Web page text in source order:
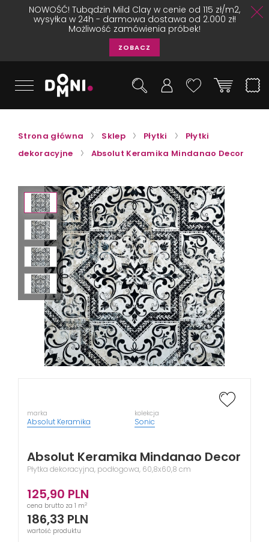
NOWOŚĆ! Tubądzin Mild Clay w cenie od 115 zł/m2,
wysyłka w 24h - darmowa dostawa od 2.000 zł!
Możliwość zamówienia próbek!
ZOBACZ
Strona główna Sklep Płytki
Płytki
dekoracyjne
Absolut Keramika Mindanao Decor
marka
Absolut Keramika
kolekcja
Sonic
Absolut Keramika Mindanao Decor
Płytka dekoracyjna, podłogowa, 60,8x60,8 cm
125,90 PLN
cena brutto za 1 m2
186,33 PLN
wartość produktu